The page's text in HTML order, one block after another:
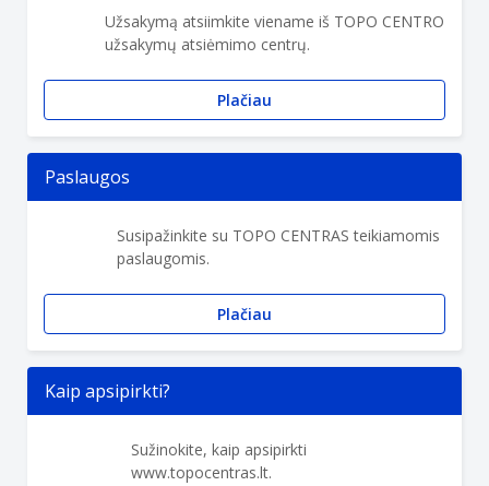
Užsakymą atsiimkite viename iš TOPO CENTRO
užsakymų atsiėmimo centrų.
Plačiau
Paslaugos
Susipažinkite su TOPO CENTRAS teikiamomis
paslaugomis.
Plačiau
Kaip apsipirkti?
Sužinokite, kaip apsipirkti
www.topocentras.lt.